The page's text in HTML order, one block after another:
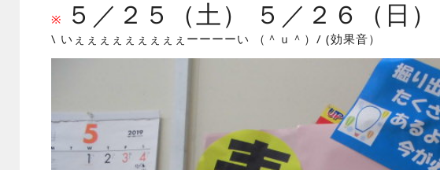
※ ５／２５（土） ５／２６（日）
\ いぇぇぇぇぇぇぇぇぇーーーーい （＾ｕ＾）/ (効果音）